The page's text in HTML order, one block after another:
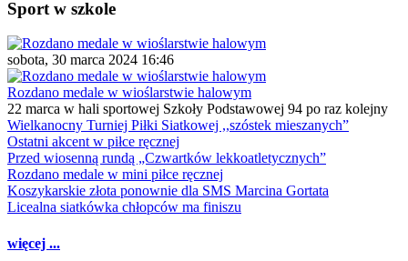
Sport w szkole
sobota, 30 marca 2024 16:46
Rozdano medale w wioślarstwie halowym
22 marca w hali sportowej Szkoły Podstawowej 94 po raz kolejny
Wielkanocny Turniej Piłki Siatkowej ,,szóstek mieszanych”
Ostatni akcent w piłce ręcznej
Przed wiosenną rundą „Czwartków lekkoatletycznych”
Rozdano medale w mini piłce ręcznej
Koszykarskie złota ponownie dla SMS Marcina Gortata
Licealna siatkówka chłopców ma finiszu
więcej ...